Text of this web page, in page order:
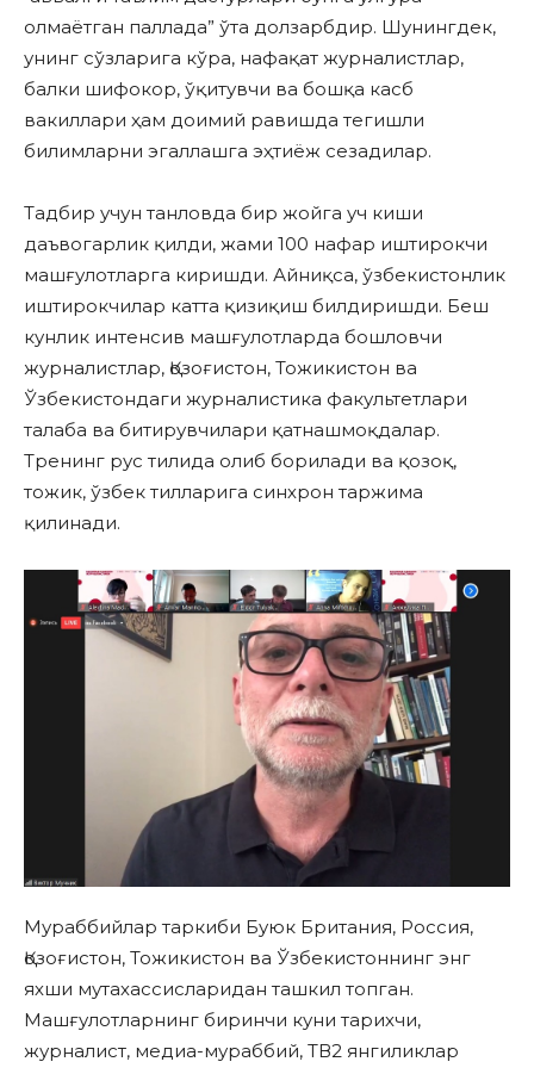
олмаётган паллада” ўта долзарбдир. Шунингдек,
унинг сўзларига кўра, нафақат журналистлар,
балки шифокор, ўқитувчи ва бошқа касб
вакиллари ҳам доимий равишда тегишли
билимларни эгаллашга эҳтиёж сезадилар.
Тадбир учун танловда бир жойга уч киши
даъвогарлик қилди, жами 100 нафар иштирокчи
машғулотларга киришди. Айниқса, ўзбекистонлик
иштирокчилар катта қизиқиш билдиришди. Беш
кунлик интенсив машғулотларда бошловчи
журналистлар, Қозоғистон, Тожикистон ва
Ўзбекистондаги журналистика факультетлари
талаба ва битирувчилари қатнашмоқдалар.
Тренинг рус тилида олиб борилади ва қозоқ,
тожик, ўзбек тилларига синхрон таржима
қилинади.
Мураббийлар таркиби Буюк Британия, Россия,
Қозоғистон, Тожикистон ва Ўзбекистоннинг энг
яхши мутахассисларидан ташкил топган.
Машғулотларнинг биринчи куни тарихчи,
журналист, медиа-мураббий, ТВ2 янгиликлар